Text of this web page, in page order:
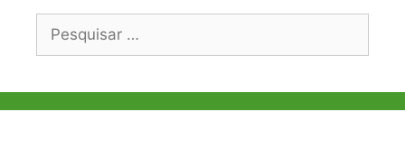
Pesquisar